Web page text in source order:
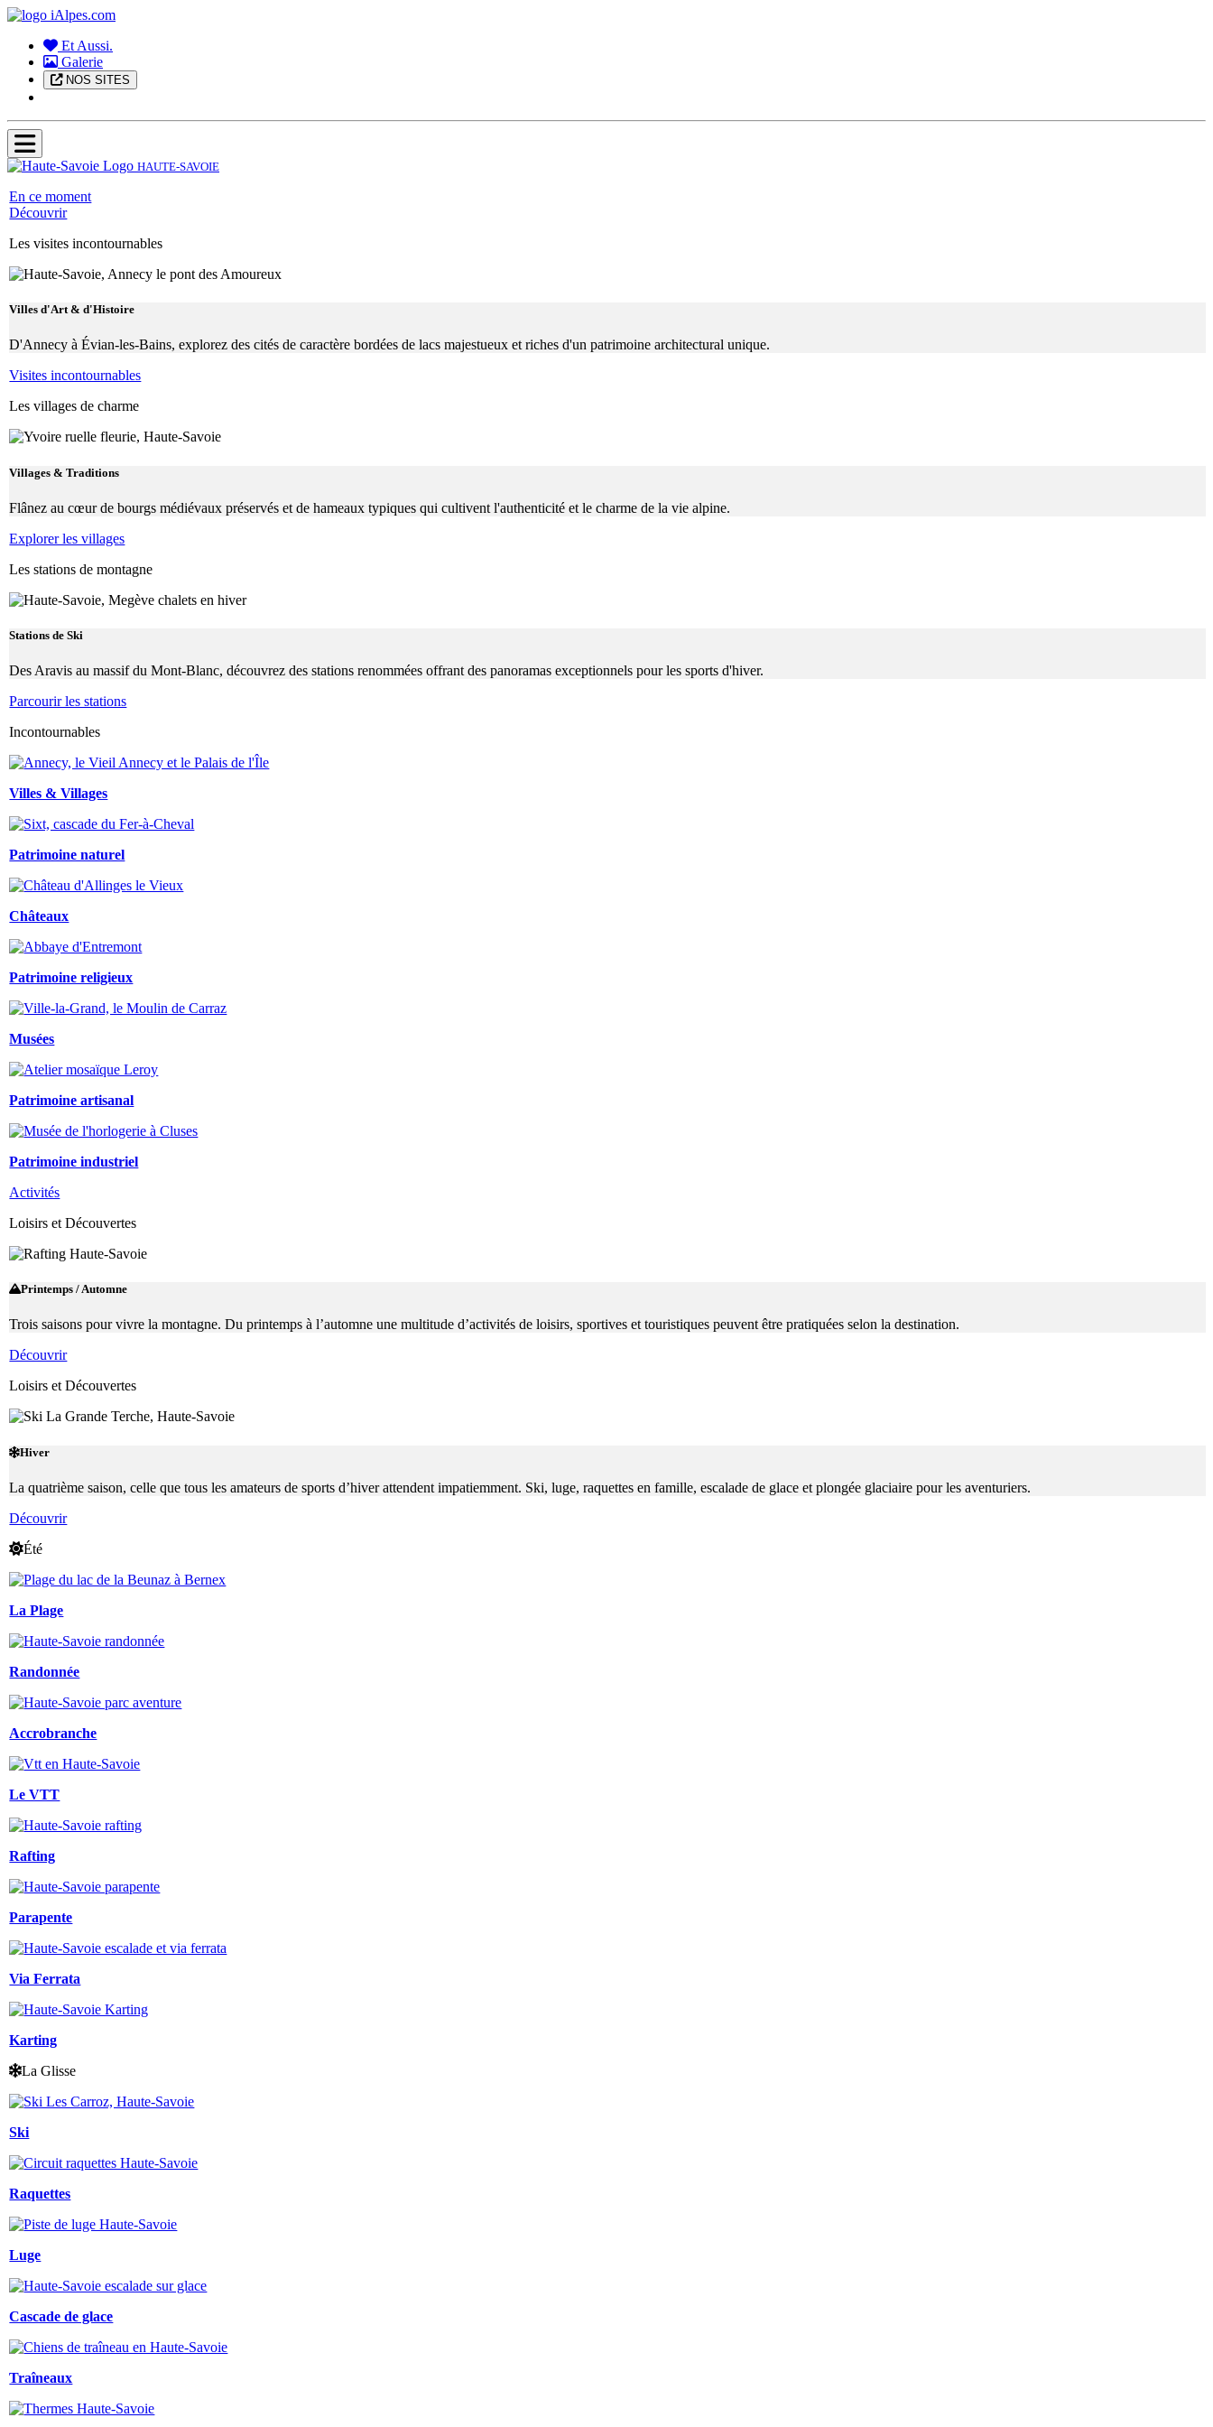
Et Aussi.
Galerie
NOS SITES
HAUTE-SAVOIE
En ce moment
Découvrir
Les visites incontournables
Villes d'Art & d'Histoire
D'Annecy à Évian-les-Bains, explorez des cités de caractère bordées de lacs majestueux et riches d'un patrimoine architectural unique.
Visites incontournables
Les villages de charme
Villages & Traditions
Flânez au cœur de bourgs médiévaux préservés et de hameaux typiques qui cultivent l'authenticité et le charme de la vie alpine.
Explorer les villages
Les stations de montagne
Stations de Ski
Des Aravis au massif du Mont-Blanc, découvrez des stations renommées offrant des panoramas exceptionnels pour les sports d'hiver.
Parcourir les stations
Incontournables
Villes & Villages
Patrimoine naturel
Châteaux
Patrimoine religieux
Musées
Patrimoine artisanal
Patrimoine industriel
Activités
Loisirs et Découvertes
Printemps / Automne
Trois saisons pour vivre la montagne. Du printemps à l’automne une multitude d’activités de loisirs, sportives et touristiques peuvent être pratiquées selon la destination.
Découvrir
Loisirs et Découvertes
Hiver
La quatrième saison, celle que tous les amateurs de sports d’hiver attendent impatiemment. Ski, luge, raquettes en famille, escalade de glace et plongée glaciaire pour les aventuriers.
Découvrir
Été
La Plage
Randonnée
Accrobranche
Le VTT
Rafting
Parapente
Via Ferrata
Karting
La Glisse
Ski
Raquettes
Luge
Cascade de glace
Traîneaux